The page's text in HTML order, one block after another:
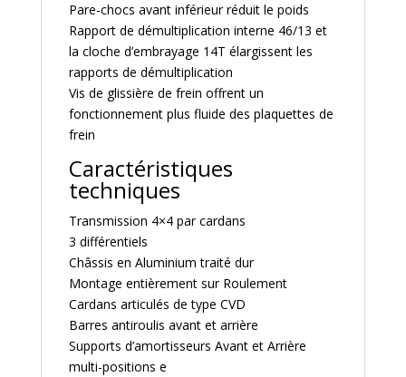
Pare-chocs avant inférieur réduit le poids
Rapport de démultiplication interne 46/13 et
la cloche d’embrayage 14T élargissent les
rapports de démultiplication
Vis de glissière de frein offrent un
fonctionnement plus fluide des plaquettes de
frein
Caractéristiques
techniques
Transmission 4×4 par cardans
3 différentiels
Châssis en Aluminium traité dur
Montage entièrement sur Roulement
Cardans articulés de type CVD
Barres antiroulis avant et arrière
Supports d’amortisseurs Avant et Arrière
multi-positions e